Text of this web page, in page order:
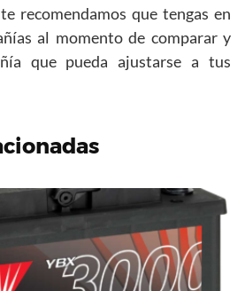
recomendamos que tengas en
al momento de comparar y
que pueda ajustarse a tus